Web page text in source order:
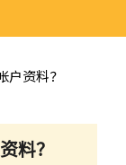
资料？
料？